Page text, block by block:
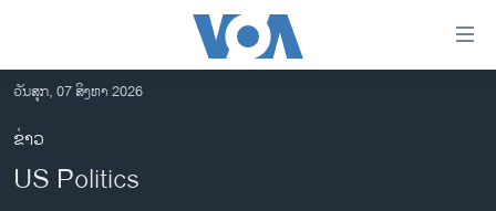
ເຂົ້າ
ຫາ
ຂ້າມ
ຂ້າມ
ອາເມຣິກາ
ວັນສຸກ, 07 ສິງຫາ 2026
ຂ່າວ
US Politics